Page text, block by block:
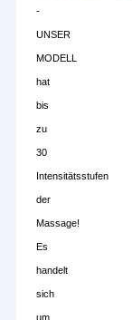
-
UNSER
MODELL
hat
bis
zu
30
Intensitätsstufen
der
Massage!
Es
handelt
sich
um